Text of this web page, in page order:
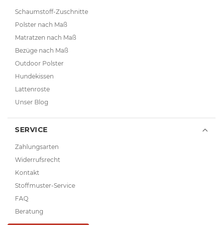
Schaumstoff-Zuschnitte
Polster nach Maß
Matratzen nach Maß
Bezüge nach Maß
Outdoor Polster
Hundekissen
Lattenroste
Unser Blog
SERVICE
Zahlungsarten
Widerrufsrecht
Kontakt
Stoffmuster-Service
FAQ
Beratung